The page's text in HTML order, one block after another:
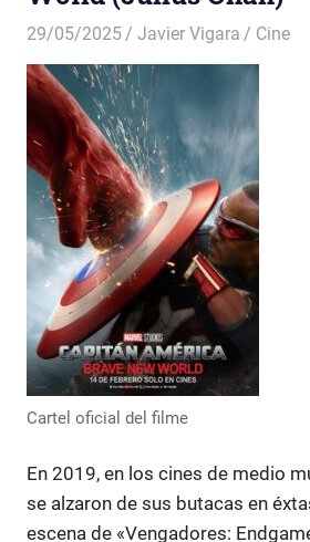
29/05/2025 Javier Vigara Cine
Cartel oficial del filme
En 2019, en los cines de medio
se alzaron de sus butacas en
escena de «Vengadores: